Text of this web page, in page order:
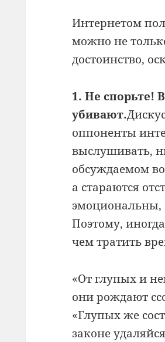
Интернетом
можно не
достоинство,
1. Не спорьте!
убивают.
оппоненты
выслушивать,
обсуждаемом
а стараются
эмоциональны,
Поэтому,
чем тратить
«От глупых и
они рождают
«Глупых же
законе